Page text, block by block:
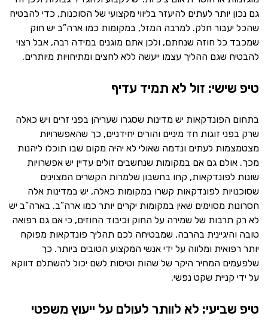
גם נכון יותר לעתים להיעזר בליווי מקצועי של הסוכנות, כדי להבטיח
שהכל יעבור חלק. למרבה המזל, במקומות כמו ארה”ב יש חוק
שמכבד כל חוזה שנחתם, ולכן אתם מוגנים במידה רבה, אבל רצוי
להבטיח שגם ההליך עצמו ייעשה ללא לחצים ומתיחויות מיותרים.
טיפ שישי: זול לא תמיד עדיף
בתחום הפונדקאות יש מדינות שסגרו שעריהן בפני זרים ויש כאלה
שרק בפני זוגות חד מיניים והורים יחידניים, כך שהאפשרויות
מצטמצמות לעתים ונדמה שאולי לא יהיה מקום שבו תוכלו ליהנות
מכך. אולם גם אם במקומות שנחשבים זולים עדיין יש אפשרויות
שונות לפונדקאות, קחו בחשבון שלמרות הקשרים המצוינים
שסוכנויות לפונדקאות קשרו במקומות כאלה, יש במדינות אלה
חסרונות מסוימים שאין במקומות יקרים יותר כמו ארה”ב. בארה”ב יש
לא רק תרבות של שמירה על החוק וכיבוד החוזים, כי אם גם רפואה
טובה והיגיינית בהרבה, שמבטיחה לכם תהליך פונדקאות מפוקח
יותר רפואית ומלווה על ידי אנשי המקצוע הטובים ביותר. כך
שלפעמים המחיר היקר של שהות וטיסות לשם יכול להשתלם דווקא
על ידי קניית שקט נפשי.
טיפ שביעי: לא לוותר לעולם על ייעוץ משפטי